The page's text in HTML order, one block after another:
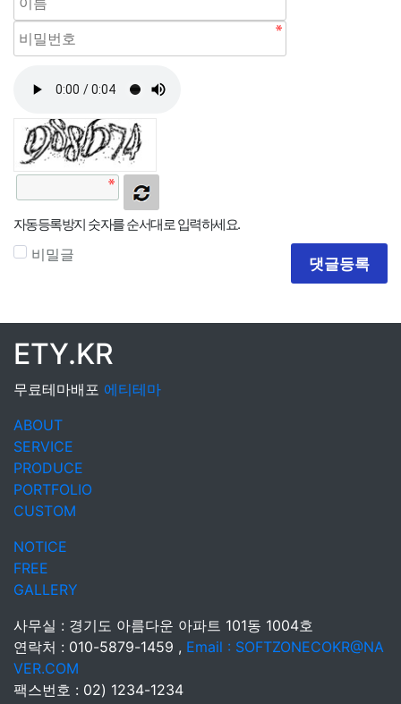
자동등록방지 숫자를 순서대로 입력하세요.
비밀글 댓글등록
ETY.KR
무료테마배포 에티테마
ABOUT
SERVICE
PRODUCE
PORTFOLIO
CUSTOM
NOTICE
FREE
GALLERY
사무실 : 경기도 아름다운 아파트 101동 1004호
연락처 : 010-5879-1459 , Email : SOFTZONECOKR@NA
VER.COM
팩스번호 : 02) 1234-1234